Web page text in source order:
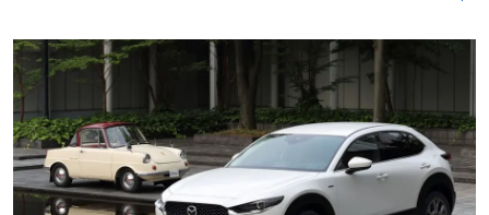
המכלולים עם התנהגות כביש מהנה.